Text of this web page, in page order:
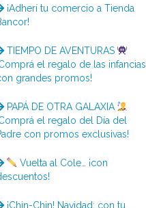
¡Adherí tu comercio a Tienda
TIEMPO DE AVENTURAS
el regalo de las infancias
grandes promos!
PAPÁ DE OTRA GALAXIA
el regalo del Día del
con promos exclusivas!
Vuelta al Cole… ¡con
¡Chin-Chin! Navidad: con tu